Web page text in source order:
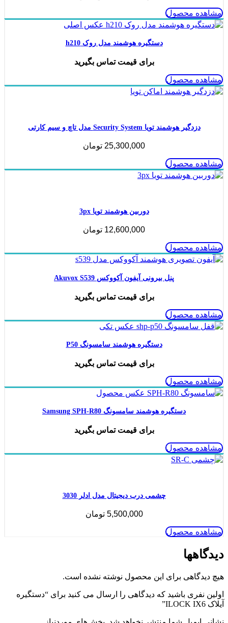
مشاهده محصول
دستگیره هوشمند مدل روک h210
برای قیمت تماس بگیرید
مشاهده محصول
دزدگیر هوشمند تویا Security System مدل تاچ و سیم کارتی
25,300,000 تومان
مشاهده محصول
دوربین هوشمند تویا 3px
12,600,000 تومان
مشاهده محصول
پنل بیرونی آیفون آکووکس Akuvox S539
برای قیمت تماس بگیرید
مشاهده محصول
دستگیره هوشمند سامسونگ P50
برای قیمت تماس بگیرید
مشاهده محصول
دستگیره هوشمند سامسونگ Samsung SPH-R80
برای قیمت تماس بگیرید
مشاهده محصول
چشمی درب دیجیتال مدل ادلر 3030
5,500,000 تومان
مشاهده محصول
دیدگاهها
هیچ دیدگاهی برای این محصول نوشته نشده است.
اولین نفری باشید که دیدگاهی را ارسال می کنید برای “دستگیره
آیلاک ILOCK IX6”